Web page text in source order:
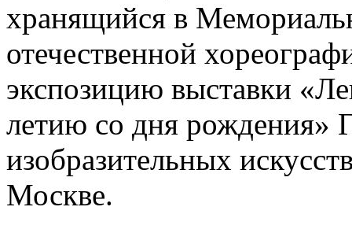
хранящийся в
отечественной
экспозицию выставки
летию со дня рождения»
изобразительных
Москве.